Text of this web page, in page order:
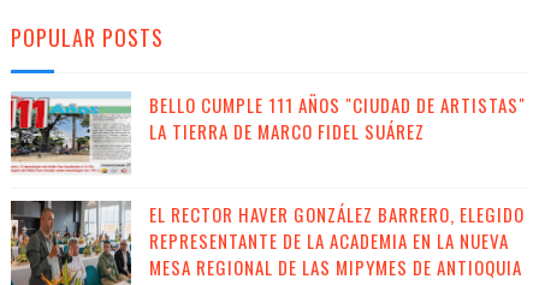
POPULAR POSTS
BELLO CUMPLE 111 AÑOS "CIUDAD DE ARTISTAS"
LA TIERRA DE MARCO FIDEL SUÁREZ
EL RECTOR HAVER GONZÁLEZ BARRERO, ELEGIDO
REPRESENTANTE DE LA ACADEMIA EN LA NUEVA
MESA REGIONAL DE LAS MIPYMES DE ANTIOQUIA